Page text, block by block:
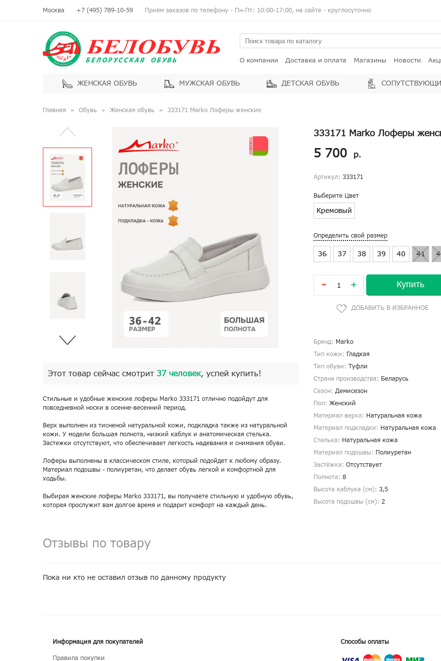
Москва +7 (495) 789-10-59 Приём заказов по телефону - Пн-Пт: 10:00-17:00, на сайте - круглосуточно
О компании Доставка и оплата Магазины Новости
ЖЕНСКАЯ ОБУВЬ МУЖСКАЯ ОБУВЬ ДЕТСКАЯ ОБУВЬ
Главная Обувь Женская обувь 333171 Marko Лоферы женские
Этот товар сейчас смотрит 37 человек, успей купить!
Стильные и удобные женские лоферы Marko 333171 отлично подойдут для
повседневной носки в осенне-весенний период.
Верх выполнен из тисненой натуральной кожи, подкладка также из натуральной
кожи. У модели большая полнота, низкий каблук и анатомическая стелька.
Застежки отсутствуют, что обеспечивает легкость надевания и снимания обуви.
Лоферы выполнены в классическом стиле, который подойдет к любому образу.
Материал подошвы - полиуретан, что делает обувь легкой и комфортной для
ходьбы.
Выбирая женские лоферы Marko 333171, вы получаете стильную и удобную обувь,
которая прослужит вам долгое время и подарит комфорт на каждый день.
333171 Marko Лоферы
5 700 р.
Артикул: 333171
Выберите Цвет
Кремовый
Определить свой размер
36 37 38 39 40 41
- + Купить
Бренд: Marko
Тип кожи: Гладкая
Тип обуви: Туфли
Страна производства: Беларусь
Сезон: Демисезон
Пол: Женский
Материал верха: Натуральная кожа
Материал подкладки: Натуральная кожа
Стелька: Натуральная кожа
Материал подошвы: Полиуретан
Застёжка: Отсутствует
Полнота: 8
Высота каблука (см): 3,5
Высота подошвы (см): 2
Отзывы по товару
Пока ни кто не оставил отзыв по данному продукту
Информация для покупателей
Правила покупки
Способы оплаты